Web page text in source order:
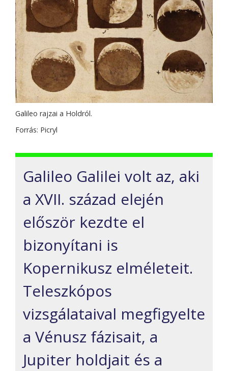
Galileo rajzai a Holdról.
Forrás: Picryl
Galileo Galilei volt az, aki
a XVII. század elején
először kezdte el
bizonyítani is
Kopernikusz elméleteit.
Teleszkópos
vizsgálataival megfigyelte
a Vénusz fázisait, a
Jupiter holdjait és a